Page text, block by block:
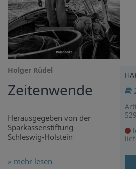
Holger Rüdel
Zeitenwende
Herausgegeben von der
Sparkassenstiftung
Schleswig-Holstein
» mehr lesen